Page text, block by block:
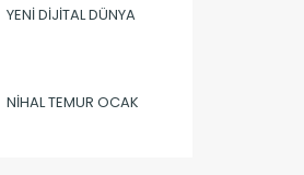
YENI DIJITAL DÜNYA
NIHAL TEMUR OCAK